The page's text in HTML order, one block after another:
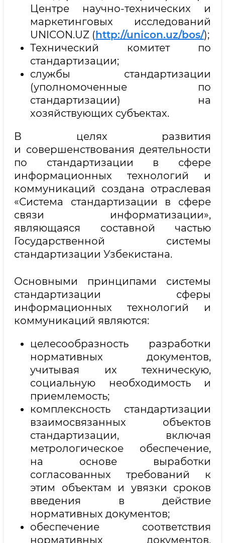
Центре научно-технических и
маркетинговых исследований
UNICON.UZ (http://unicon.uz/bos/);
Технический комитет по
стандартизации;
службы стандартизации
(уполномоченные по
стандартизации) на
хозяйствующих субъектах.
В целях развития
и совершенствования деятельности
по стандартизации в сфере
информационных технологий и
коммуникаций создана отраслевая
«Система стандартизации в сфере
связи информатизации»,
являющаяся составной частью
Государственной системы
стандартизации Узбекистана.
Основными принципами системы
стандартизации сферы
информационных технологий и
коммуникаций являются:
целесообразность разработки
нормативных документов,
учитывая их техническую,
социальную необходимость и
приемлемость;
комплексность стандартизации
взаимосвязанных объектов
стандартизации, включая
метрологическое обеспечение,
на основе выработки
согласованных требований к
этим объектам и увязки сроков
введения в действие
нормативных документов;
обеспечение соответствия
нормативных документов,